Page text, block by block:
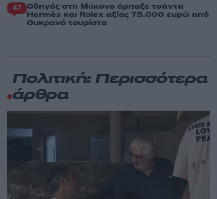
47 Οδηγός στη Μύκονο άρπαξε τσάντα
Hermès και Rolex αξίας 75.000 ευρώ από
Ουκρανό τουρίστα
Πολιτική: Περισσότερα
άρθρα